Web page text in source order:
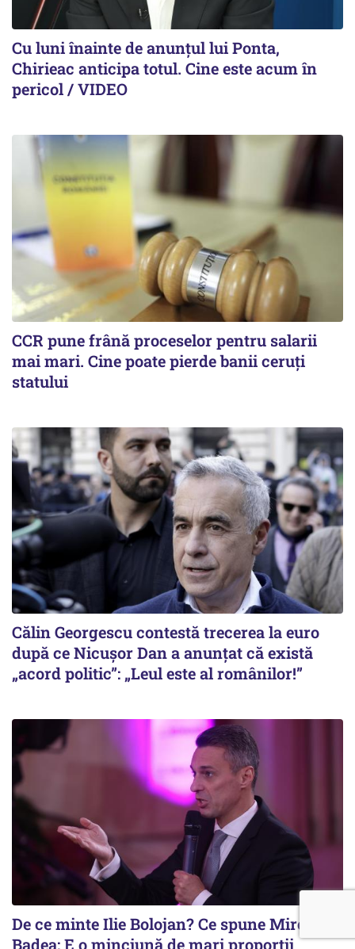
Cu luni înainte de anunțul lui Ponta,
Chirieac anticipa totul. Cine este acum în
pericol / VIDEO
CCR pune frână proceselor pentru salarii
mai mari. Cine poate pierde banii ceruți
statului
Călin Georgescu contestă trecerea la euro
după ce Nicușor Dan a anunțat că există
„acord politic”: „Leul este al românilor!”
De ce minte Ilie Bolojan? Ce spune Mircea
Badea: E o minciună de mari proporții